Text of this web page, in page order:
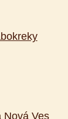
Nová Ves